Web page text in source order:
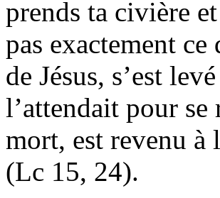
prends ta civière
pas exactement
de Jésus, s’est
l’attendait pour
mort, est revenu
(Lc 15, 24).